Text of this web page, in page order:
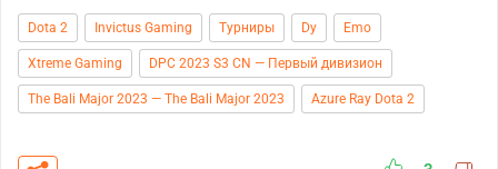
Dota 2 Invictus Gaming Турниры Dy Emo
Xtreme Gaming DPC 2023 S3 CN — Первый дивизион
The Bali Major 2023 — The Bali Major 2023 Azure Ray Dota 2